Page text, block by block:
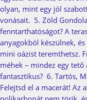
olyan, mint egy jól
vonásait. 5. Zöld
fenntarthatóságot? A
anyagokból készülnek,
mini oázist teremthetsz.
méhek – mindez egy
fantasztikus? 6. Tartós,
Felejtsd el a macerát! Az